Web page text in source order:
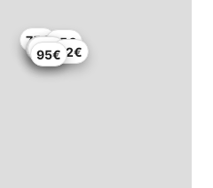
75€
87€52€
45€
90€
90€
95€